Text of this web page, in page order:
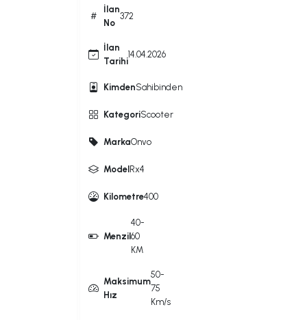
İlan
No
372
İlan
Tarihi
14.04.2026
KimdenSahibinden
KategoriScooter
MarkaOnvo
Model Rx4
Kilometre400
Menzil
40-
60
KM
Maksimum
Hız
50-
75
Km/s